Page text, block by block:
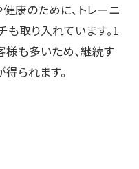
康のために、トレーニ
も取り入れています。1
も多いため、継続す
られます。